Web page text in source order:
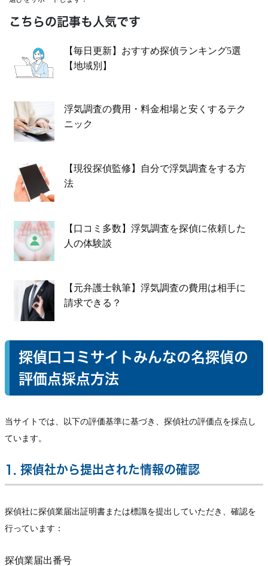
こちらの記事も人気です
【毎日更新】おすすめ探偵ランキング5選
【地域別】
浮気調査の費用・料金相場と安くするテク
ニック
【現役探偵監修】自分で浮気調査をする方
法
【口コミ多数】浮気調査を探偵に依頼した
人の体験談
【元弁護士執筆】浮気調査の費用は相手に
請求できる？
探偵口コミサイトみんなの名探偵の
評価点採点方法
当サイトでは、以下の評価基準に基づき、探偵社の評価点を採点し
ています。
1. 探偵社から提出された情報の確認
探偵社に探偵業届出証明書または標識を提出していただき、確認を
行っています：
探偵業届出番号